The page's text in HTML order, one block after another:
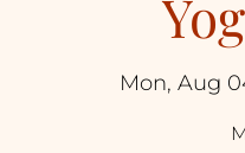
Mon, Aug